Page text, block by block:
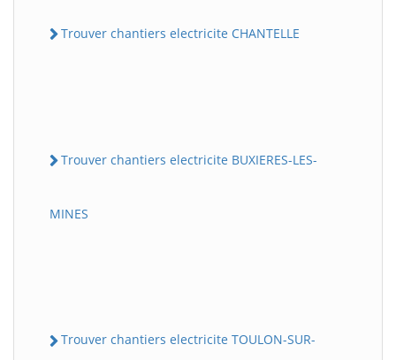
Trouver chantiers electricite CHANTELLE
Trouver chantiers electricite BUXIERES-LES-
MINES
Trouver chantiers electricite TOULON-SUR-